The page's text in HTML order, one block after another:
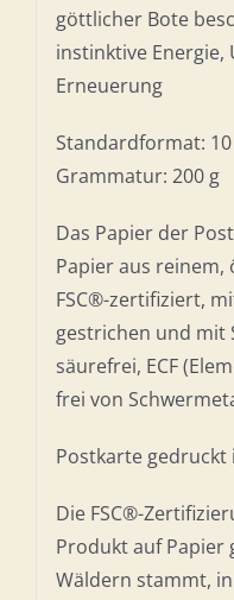
göttlicher Bote
instinktive Energie,
Erneuerung
Standardformat: 10
Grammatur: 200 g
Das Papier der
Papier aus reinem,
FSC®-zertifiziert,
gestrichen und mit
säurefrei, ECF
frei von
Postkarte gedruckt
Die FSC®-
Produkt auf Papier
Wäldern stammt,